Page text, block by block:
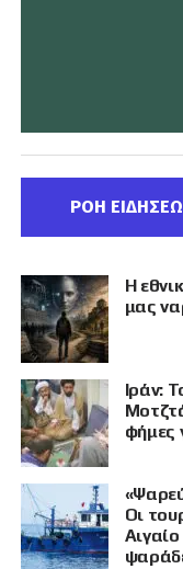
ΡΟΗ
Η
μας
Ιράν:
φήμες
Οι